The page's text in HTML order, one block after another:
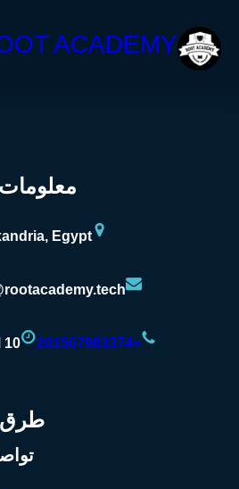
ACADEMY
Egypt
+201507983374
10 AM – 10 PM
طرق